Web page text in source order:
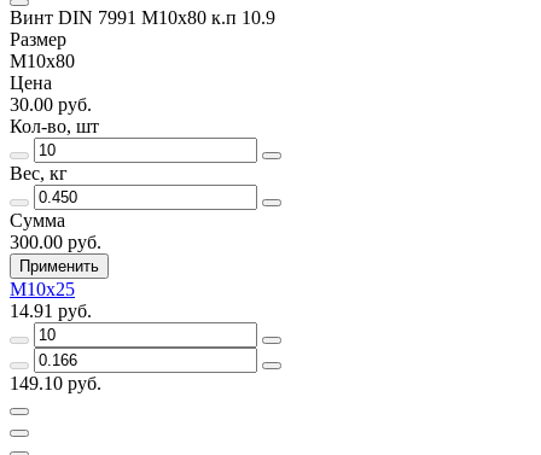
Винт DIN 7991 M10x80 к.п 10.9
Размер
M10x80
Цена
30.00 руб.
Кол-во, шт
Вес, кг
Сумма
300.00 руб.
Применить
M10х25
14.91 руб.
149.10 руб.